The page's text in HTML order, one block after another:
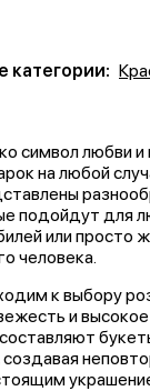
категории:
символ любви и
на любой
подойдут для
или просто
человека.
к выбору
и
создавая